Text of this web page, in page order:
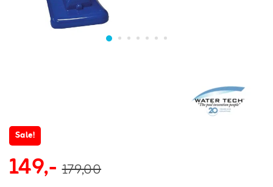
Sale!
149,- 179,00